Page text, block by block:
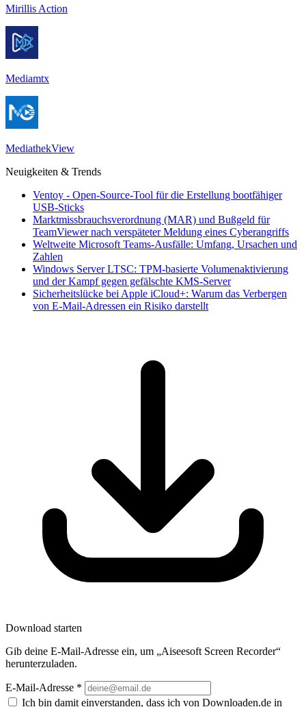
Mirillis Action
Mediamtx
MediathekView
Neuigkeiten & Trends
Ventoy - Open-Source-Tool für die Erstellung bootfähiger
USB-Sticks
Marktmissbrauchsverordnung (MAR) und Bußgeld für
TeamViewer nach verspäteter Meldung eines Cyberangriffs
Weltweite Microsoft Teams-Ausfälle: Umfang, Ursachen und
Zahlen
Windows Server LTSC: TPM-basierte Volumenaktivierung
und der Kampf gegen gefälschte KMS-Server
Sicherheitslücke bei Apple iCloud+: Warum das Verbergen
von E-Mail-Adressen ein Risiko darstellt
Download starten
Gib deine E-Mail-Adresse ein, um „Aiseesoft Screen Recorder“
herunterzuladen.
E-Mail-Adresse *
Ich bin damit einverstanden, dass ich von Downloaden.de in